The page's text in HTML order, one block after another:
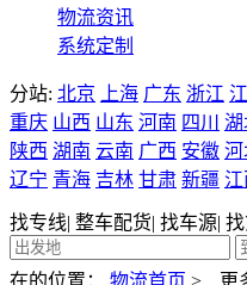
找专线| 整车配货| 找车源|
物流资讯
系统定制
分站: 北京 上海 广东 浙江
重庆 山西 山东 河南 四川 湖
陕西 湖南 云南 广西 安徽 河
辽宁 青海 吉林 甘肃 新疆 江
更
在的位置：
物流首页 >